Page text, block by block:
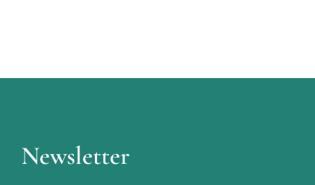
Newsletter